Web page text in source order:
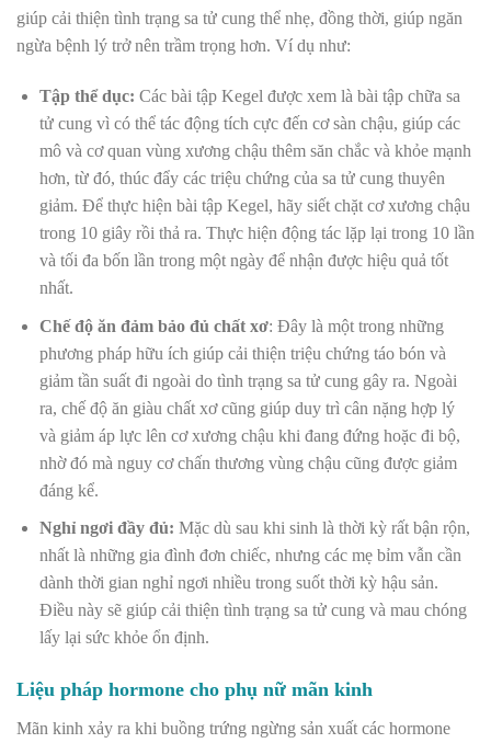
giúp cải thiện tình trạng sa tử cung thể nhẹ, đồng thời, giúp ngăn
ngừa bệnh lý trở nên trầm trọng hơn. Ví dụ như:
Tập thể dục: Các bài tập Kegel được xem là bài tập chữa sa
tử cung vì có thể tác động tích cực đến cơ sàn chậu, giúp các
mô và cơ quan vùng xương chậu thêm săn chắc và khỏe mạnh
hơn, từ đó, thúc đẩy các triệu chứng của sa tử cung thuyên
giảm. Để thực hiện bài tập Kegel, hãy siết chặt cơ xương chậu
trong 10 giây rồi thả ra. Thực hiện động tác lặp lại trong 10 lần
và tối đa bốn lần trong một ngày để nhận được hiệu quả tốt
nhất.
Chế độ ăn đảm bảo đủ chất xơ: Đây là một trong những
phương pháp hữu ích giúp cải thiện triệu chứng táo bón và
giảm tần suất đi ngoài do tình trạng sa tử cung gây ra. Ngoài
ra, chế độ ăn giàu chất xơ cũng giúp duy trì cân nặng hợp lý
và giảm áp lực lên cơ xương chậu khi đang đứng hoặc đi bộ,
nhờ đó mà nguy cơ chấn thương vùng chậu cũng được giảm
đáng kể.
Nghỉ ngơi đầy đủ: Mặc dù sau khi sinh là thời kỳ rất bận rộn,
nhất là những gia đình đơn chiếc, nhưng các mẹ bỉm vẫn cần
dành thời gian nghỉ ngơi nhiều trong suốt thời kỳ hậu sản.
Điều này sẽ giúp cải thiện tình trạng sa tử cung và mau chóng
lấy lại sức khỏe ổn định.
Liệu pháp hormone cho phụ nữ mãn kinh
Mãn kinh xảy ra khi buồng trứng ngừng sản xuất các hormone